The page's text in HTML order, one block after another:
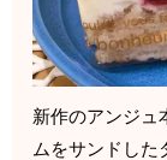
新作のアン
ムをサンドした